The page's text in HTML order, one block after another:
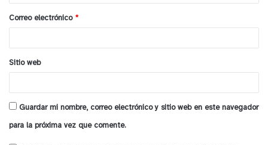
*
Correo electrónico *
Sitio web
Guardar mi nombre, correo electrónico y sitio web en este navegador
para la próxima vez que comente.